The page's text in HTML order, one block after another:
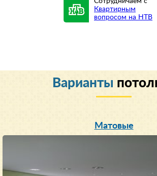
Квартирным
вопросом на НТВ
Варианты
Матовые